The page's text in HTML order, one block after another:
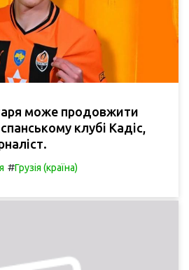
може продовжити
клубі Кадіс,
#Грузія (країна)